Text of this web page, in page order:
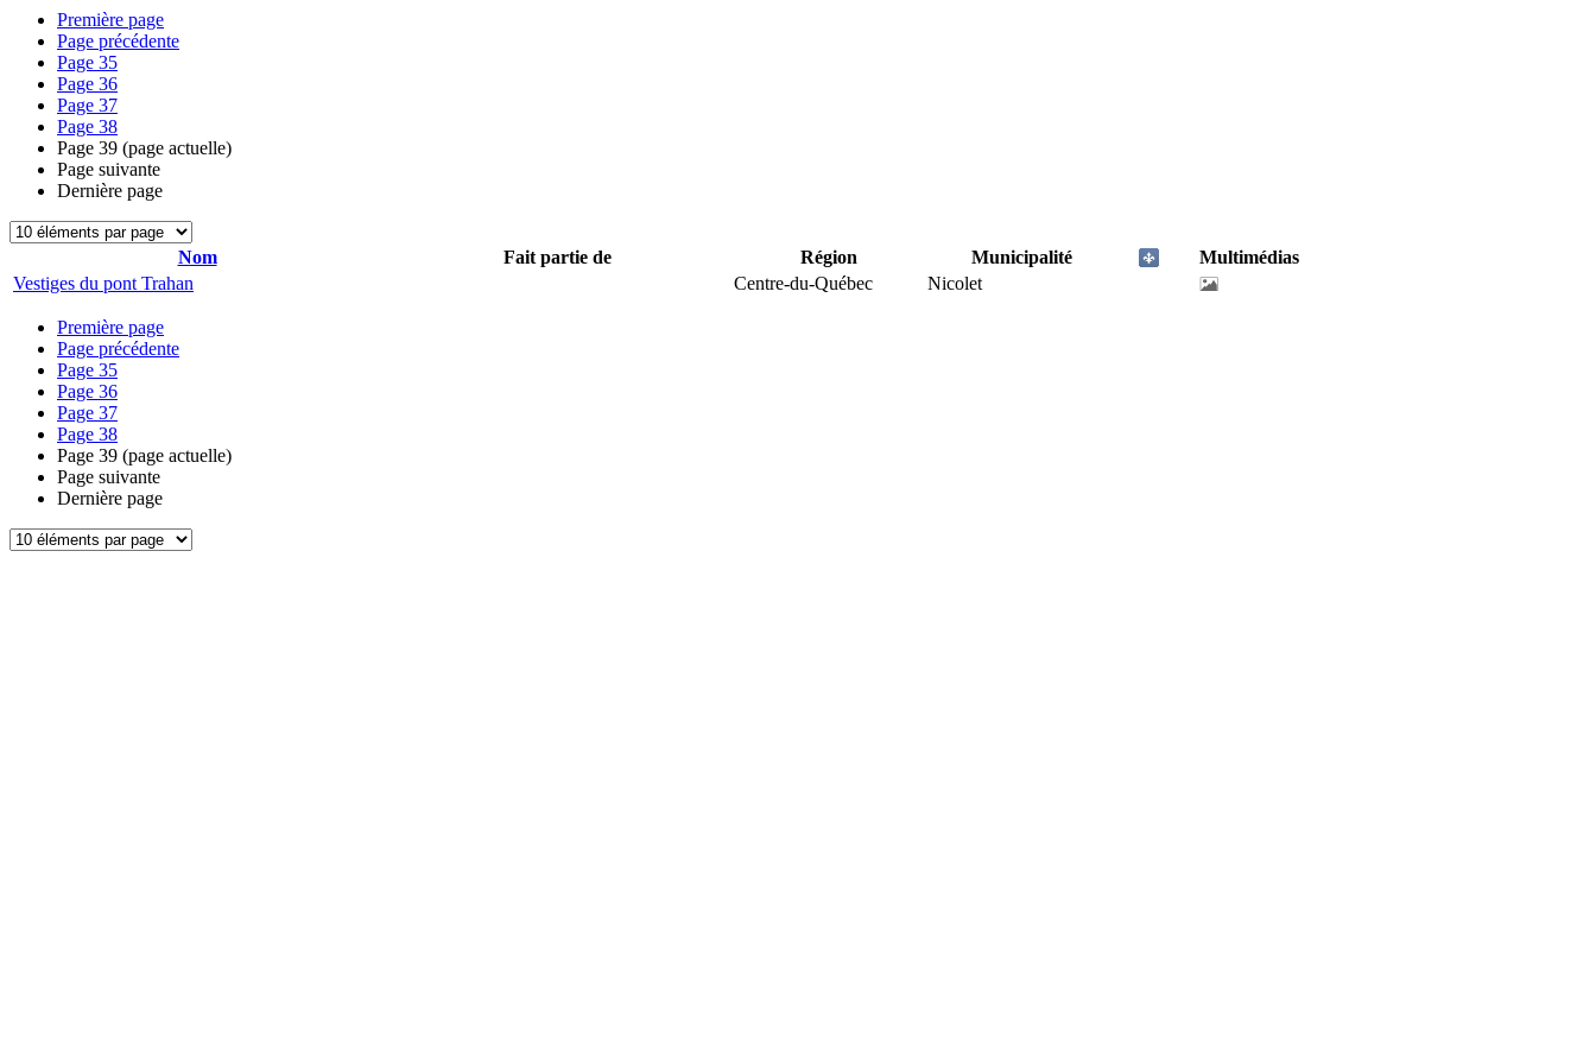
Première page
Page précédente
Page 35
Page 36
Page 37
Page 38
Page 39 (page actuelle)
Page suivante
Dernière page
Nom Fait partie de Région Municipalité
Multimédias
Vestiges du pont Trahan
Centre-du-Québec Nicolet
Première page
Page précédente
Page 35
Page 36
Page 37
Page 38
Page 39 (page actuelle)
Page suivante
Dernière page